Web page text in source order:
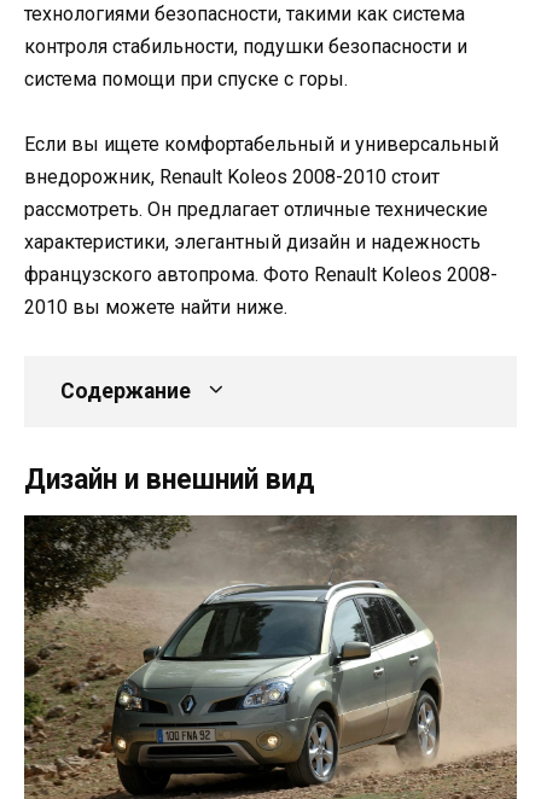
технологиями безопасности, такими как система
контроля стабильности, подушки безопасности и
система помощи при спуске с горы.
Если вы ищете комфортабельный и универсальный
внедорожник, Renault Koleos 2008-2010 стоит
рассмотреть. Он предлагает отличные технические
характеристики, элегантный дизайн и надежность
французского автопрома. Фото Renault Koleos 2008-
2010 вы можете найти ниже.
Содержание
Дизайн и внешний вид